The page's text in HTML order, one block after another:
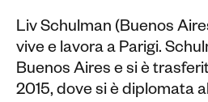
Liv Schulman (Buenos
vive e lavora a Parigi.
Buenos Aires e si è
2015, dove si è diplomata